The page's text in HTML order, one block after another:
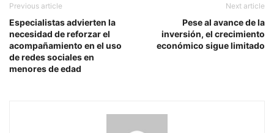
Previous article
Especialistas advierten la
necesidad de reforzar el
acompañamiento en el uso
de redes sociales en
menores de edad
Next article
Pese al avance de la
inversión, el crecimiento
económico sigue limitado